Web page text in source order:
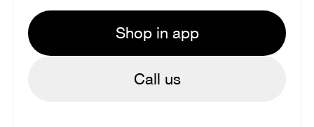
Shop in app
Call us